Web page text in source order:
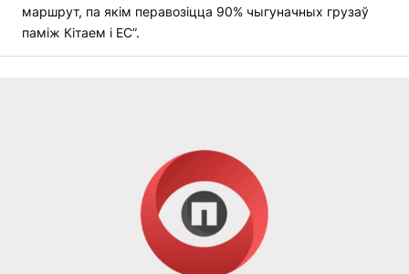
маршрут, па якім перавозіцца 90% чыгуначных грузаў
паміж Кітаем і ЕС”.